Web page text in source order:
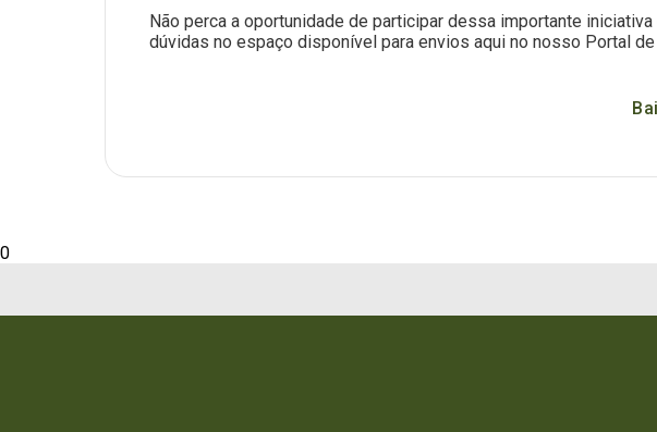
Não perca a oportunidade de participar dessa importante
dúvidas no espaço disponível para envios aqui no nosso Portal de
0